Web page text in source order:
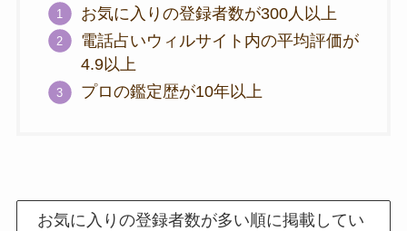
お気に入りの登録者数が300人以上
電話占いウィルサイト内の平均評価が
4.9以上
プロの鑑定歴が10年以上
お気に入りの登録者数が多い順に掲載してい